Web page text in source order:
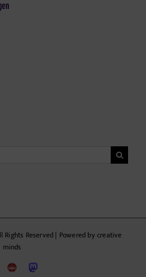
Reserved | Powered by creative
minds
ZWEE'NMastodon